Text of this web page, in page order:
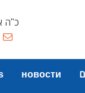
כ"ה אב
новости